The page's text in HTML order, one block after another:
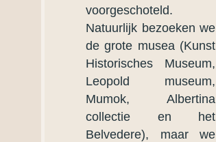
voorgeschoteld.
Natuurlijk bezoeken we
de grote musea (Kunst
Historisches Museum,
Leopold museum,
Mumok, Albertina
collectie en het
Belvedere), maar we